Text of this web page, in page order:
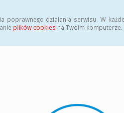
działania serwisu. W
plików cookies na Twoim komputerze.